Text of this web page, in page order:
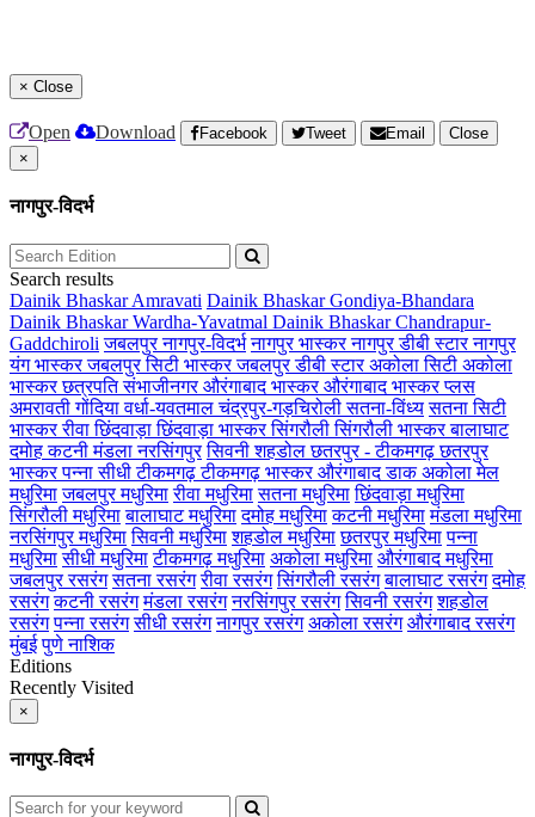
× Close
Open Download Facebook Tweet Email
Close
×
नागपुर-विदर्भ
Search results
Dainik Bhaskar Amravati Dainik Bhaskar Gondiya-Bhandara
Dainik Bhaskar Wardha-Yavatmal Dainik Bhaskar Chandrapur-
Gaddchiroli जबलपुरनागपुर-विदर्भ नागपुर भास्करनागपुर डीबी स्टारनागपुर
यंग भास्करजबलपुर सिटी भास्करजबलपुर डीबी स्टारअकोला सिटी अकोला
भास्करछत्रपति संभाजीनगरऔरंगाबाद भास्करऔरंगाबाद भास्कर प्लस
अमरावतीगोंदियावर्धा-यवतमालचंद्रपुर-गड़चिरोलीसतना-विंध्य सतना सिटी
भास्कररीवाछिंदवाड़ाछिंदवाड़ा भास्करसिंगरौलीसिंगरौली भास्करबालाघाट
दमोहकटनीमंडलानरसिंगपुर सिवनीशहडोलछतरपुर - टीकमगढ़छतरपुर
भास्करपन्नासीधीटीकमगढ़टीकमगढ़ भास्करऔरंगाबाद डाकअकोला मेल
मधुरिमा जबलपुर मधुरिमा रीवा मधुरिमा सतना मधुरिमा छिंदवाड़ा मधुरिमा
सिंगरौली मधुरिमा बालाघाट मधुरिमा दमोह मधुरिमा कटनी मधुरिमा मंडला मधुरिमा
नरसिंगपुर मधुरिमा सिवनी मधुरिमा शहडोल मधुरिमा छतरपुर मधुरिमा पन्ना
मधुरिमा सीधी मधुरिमा टीकमगढ़ मधुरिमा अकोला मधुरिमा औरंगाबाद मधुरिमा
जबलपुर रसरंग सतना रसरंग रीवा रसरंग सिंगरौली रसरंग बालाघाट रसरंग दमोह
रसरंग कटनी रसरंग मंडला रसरंग नरसिंगपुर रसरंग सिवनी रसरंग शहडोल
रसरंग पन्ना रसरंग सीधी रसरंग नागपुर रसरंग अकोला रसरंग औरंगाबाद रसरंग
मुंबई पुणेनाशिक
Editions
Recently Visited
×
नागपुर-विदर्भ